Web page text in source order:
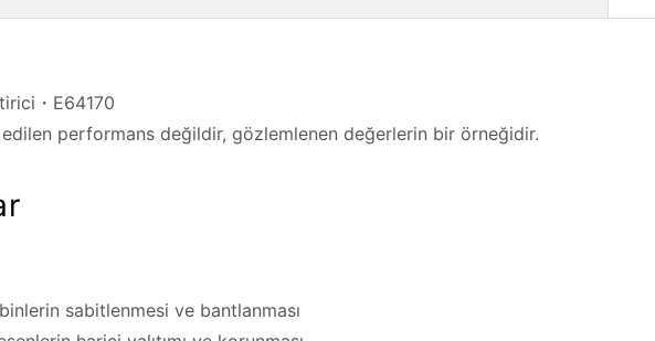
・E64170
performans değildir, gözlemlenen değerlerin bir örneğidir.
sabitlenmesi ve bantlanması